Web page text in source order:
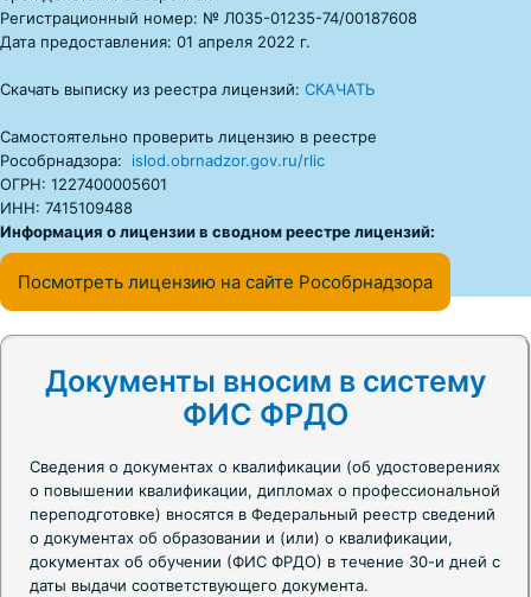
Регистрационный номер: № Л035-01235-74/00187608
Дата предоставления: 01 апреля 2022 г.
Скачать выписку из реестра лицензий: СКАЧАТЬ
Самостоятельно проверить лицензию в реестре
Рособрнадзора: islod.obrnadzor.gov.ru/rlic
ОГРН: 1227400005601
ИНН: 7415109488
Информация о лицензии в сводном реестре лицензий:
Посмотреть лицензию на сайте Рособрнадзора
Документы вносим в систему
ФИС ФРДО
Сведения о документах о квалификации (об удостоверениях
о повышении квалификации, дипломах о профессиональной
переподготовке) вносятся в Федеральный реестр сведений
о документах об образовании и (или) о квалификации,
документах об обучении (ФИС ФРДО) в течение 30-и дней с
даты выдачи соответствующего документа.